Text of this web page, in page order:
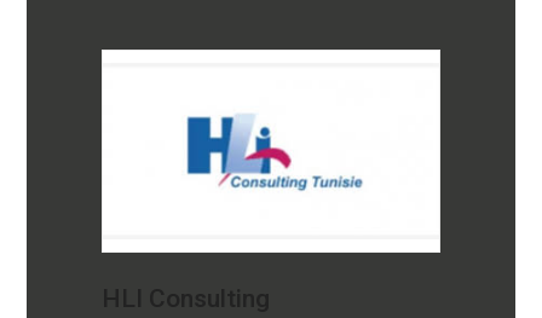
HLI Consulting